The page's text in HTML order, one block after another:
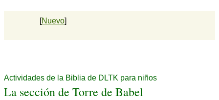
[Nuevo]
Actividades de la Biblia de DLTK para niños
La sección de Torre de Babel